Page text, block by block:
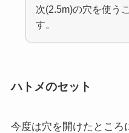
次(2.5m)の穴を使う
す。
ハトメのセット
今度は穴を開けたところ